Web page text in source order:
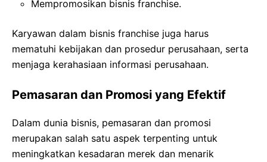
Mempromosikan bisnis franchise.
Karyawan dalam bisnis franchise juga harus
mematuhi kebijakan dan prosedur perusahaan, serta
menjaga kerahasiaan informasi perusahaan.
Pemasaran dan Promosi yang Efektif
Dalam dunia bisnis, pemasaran dan promosi
merupakan salah satu aspek terpenting untuk
meningkatkan kesadaran merek dan menarik